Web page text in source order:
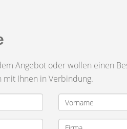
Angebot oder wollen einen
mit Ihnen in Verbindung.